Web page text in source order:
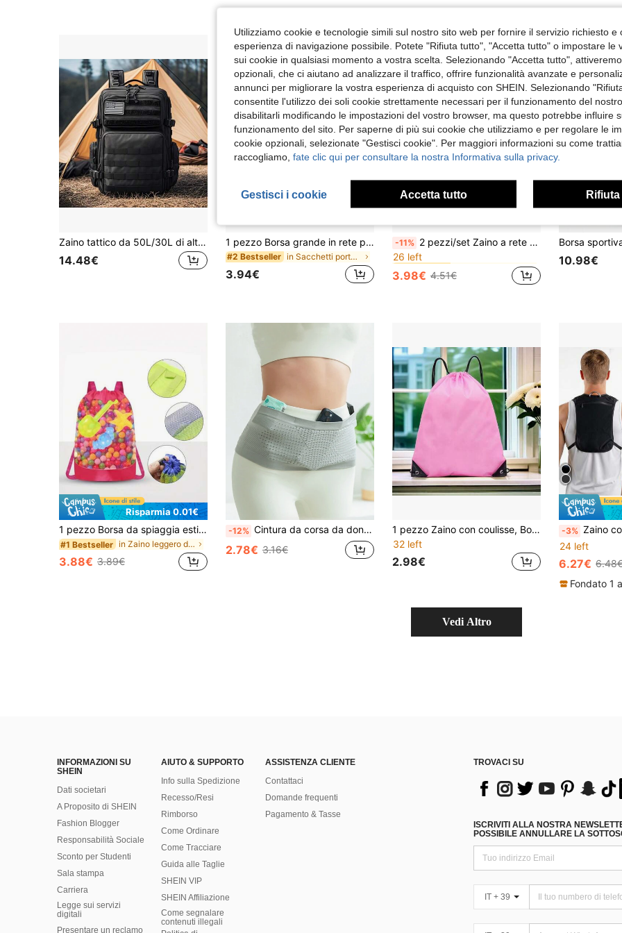
Zaino tattico da 50L/30L di alta qualità, grado militare, resistente, zaino da 3 giorni con sistema MOLLE, ultra durevole, adatto per uomo, per avventure all'aperto, escursionismo, campeggio, viaggi
14.48€
1 pezzo Borsa grande in rete per riporre giocattoli da spiaggia, borsa organizer portatile per conchiglie da spiaggia, a prova di sabbia e ad asciugatura rapida per bambini
#2 Bestseller in Sacchetti portaoggetti multiuso
3.94€
-11% 2 pezzi/set Zaino a rete con doppia spallina, disponibile in più colori, borsa da toilette, borsa da spiaggia, zaino da donna, borsa a rete di grande capacità, zaino da viaggio multifunzionale, borsa da spiaggia per accessori, borsa a rete con doppia spallina e conchiglia, adatta per varie occasioni
#9 Bestseller
26 left
#9 Bestseller
26 left
#9 Bestseller
26 left
#9 Bestseller in Zaino leggero da esterno
3.98€ 4.51€
10.98€
Risparmia 0.01€
1 pezzo Borsa da spiaggia estiva in rete con grande capacità, zaino da viaggio in poliestere con coulisse
#1 Bestseller in Zaino leggero da esterno
3.88€ 3.89€
-12% Cintura da corsa da donna con tasca nascosta, marsupio in vita traspirante per contenere il telefono, adatto per corsa, escursionismo, viaggi
2.78€ 3.16€
1 pezzo Zaino con coulisse, Borsa con coulisse di grande capacità, Borsa da palestra pieghevole, Borsa sportiva con coulisse, Borsa portaoggetti con coulisse, Unisex, Adatto per shopping, fitness, viaggi ed esercizio fisico
32 left
2.98€
-3% Zaino con sacca idrica, zaino leggero con sacca idrica per la
24 left
6.27€
Fondato 1
Vedi Altro
INFORMAZIONI SU
SHEIN
Dati societari
A Proposito di SHEIN
Fashion Blogger
Responsabilità Sociale
Sconto per Studenti
Sala stampa
Carriera
Legge sui servizi
digitali
Presentare un reclamo
AIUTO & SUPPORTO
Info sulla Spedizione
Recesso/Resi
Rimborso
Come Ordinare
Come Tracciare
Guida alle Taglie
SHEIN VIP
SHEIN Affiliazione
Come segnalare
contenuti illegali
ASSISTENZA CLIENTE
Contattaci
Domande frequenti
Pagamento & Tasse
TROVACI SU
ISCRIVITI ALLA NOSTRA
POSSIBILE ANNULLARE LA
IT + 39
Utilizziamo cookie e tecnologie simili sul nostro sito web per fornire il servizio richiesto e
esperienza di navigazione possibile. Potete "Rifiuta tutto", "Accetta tutto" o impostare le
sui cookie in qualsiasi momento a vostra scelta. Selezionando "Accetta tutto",
opzionali, che ci aiutano ad analizzare il traffico, offrire funzionalità avanzate e
annunci per migliorare la vostra esperienza di acquisto con SHEIN. Selezionando
consentite l'utilizzo dei soli cookie strettamente necessari per il funzionamento del
disabilitarli modificando le impostazioni del vostro browser, ma questo potrebbe influire
funzionamento del sito. Per saperne di più sui cookie che utilizziamo e per regolare le
cookie opzionali, selezionate "Gestisci cookie". Per maggiori informazioni su come
raccogliamo, fate clic qui per consultare la nostra Informativa sulla privacy.
Gestisci i cookie Accetta tutto